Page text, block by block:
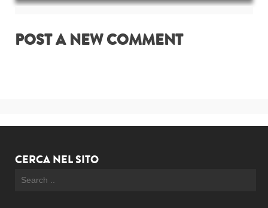
POST A NEW COMMENT
CERCA NEL SITO